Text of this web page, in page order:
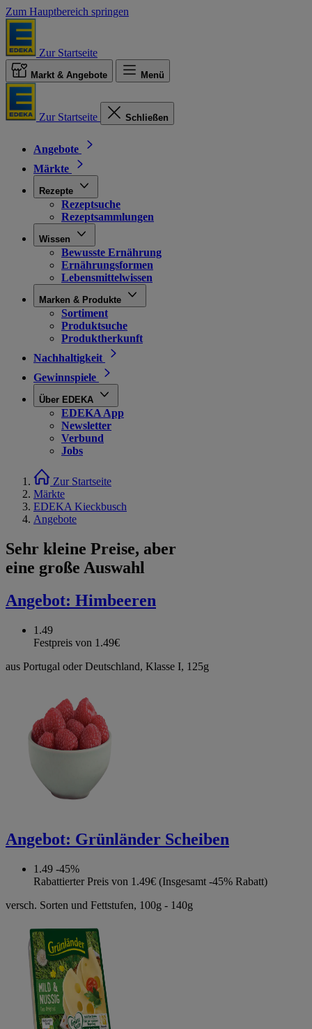
Zum Hauptbereich springen
Zur Startseite
Markt & Angebote Menü
Zur Startseite Schließen
Angebote
Märkte
Rezepte
Rezeptsuche
Rezeptsammlungen
Wissen
Bewusste Ernährung
Ernährungsformen
Lebensmittelwissen
Marken & Produkte
Sortiment
Produktsuche
Produktherkunft
Nachhaltigkeit
Gewinnspiele
Über EDEKA
EDEKA App
Newsletter
Verbund
Jobs
Zur Startseite
Märkte
EDEKA Kieckbusch
Angebote
Sehr kleine Preise, aber
eine große Auswahl
Angebot: Himbeeren
1.49
Festpreis von 1.49€
aus Portugal oder Deutschland, Klasse I, 125g
Angebot: Grünländer Scheiben
1.49 -45%
Rabattierter Preis von 1.49€ (Insgesamt -45% Rabatt)
versch. Sorten und Fettstufen, 100g - 140g